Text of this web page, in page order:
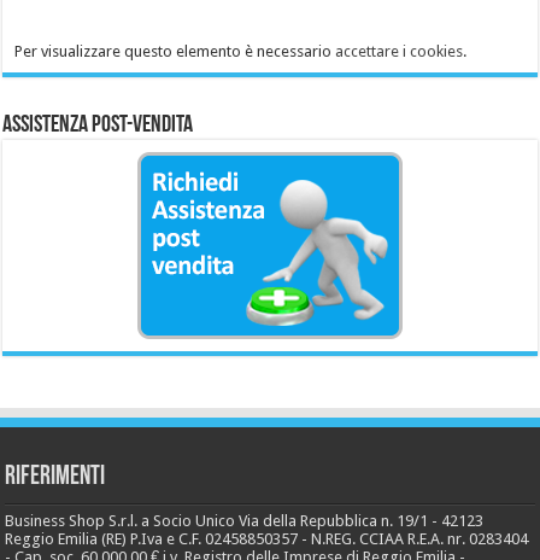
Per visualizzare questo elemento è necessario accettare i cookies.
Assistenza Post-Vendita
Riferimenti
Business Shop S.r.l. a Socio Unico Via della Repubblica n. 19/1 - 42123
Reggio Emilia (RE) P.Iva e C.F. 02458850357 - N.REG. CCIAA R.E.A. nr. 0283404